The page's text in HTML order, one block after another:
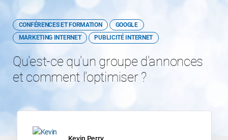
CONFÉRENCES ET FORMATION
GOOGLE
MARKETING INTERNET
PUBLICITÉ INTERNET
Qu'est-ce qu'un groupe d'annonces
et comment l'optimiser ?